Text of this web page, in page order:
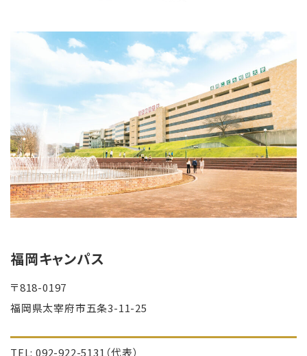
福岡キャンパス
〒818-0197
福岡県太宰府市五条3-11-25
TEL: 092-922-5131（代表）